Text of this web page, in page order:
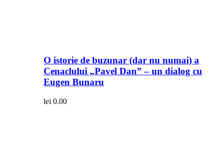
O istorie de buzunar (dar nu numai) a
Cenaclului „Pavel Dan” – un dialog cu
Eugen Bunaru
lei 0.00